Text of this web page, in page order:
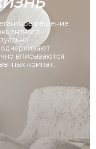
решение
вписываются
комнат,